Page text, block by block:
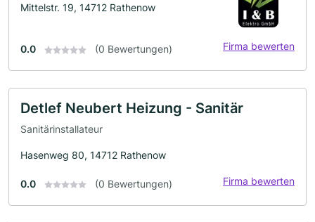
Mittelstr. 19, 14712 Rathenow
0.0 (0 Bewertungen) Firma bewerten
Detlef Neubert Heizung - Sanitär
Sanitärinstallateur
Hasenweg 80, 14712 Rathenow
0.0 (0 Bewertungen) Firma bewerten